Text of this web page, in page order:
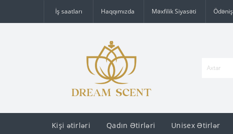
İş saatları Haqqımızda Məxfilik Siyasəti Ödəniş
Kişi ətirləri Qadın Ətirləri Unisex Ətirlər